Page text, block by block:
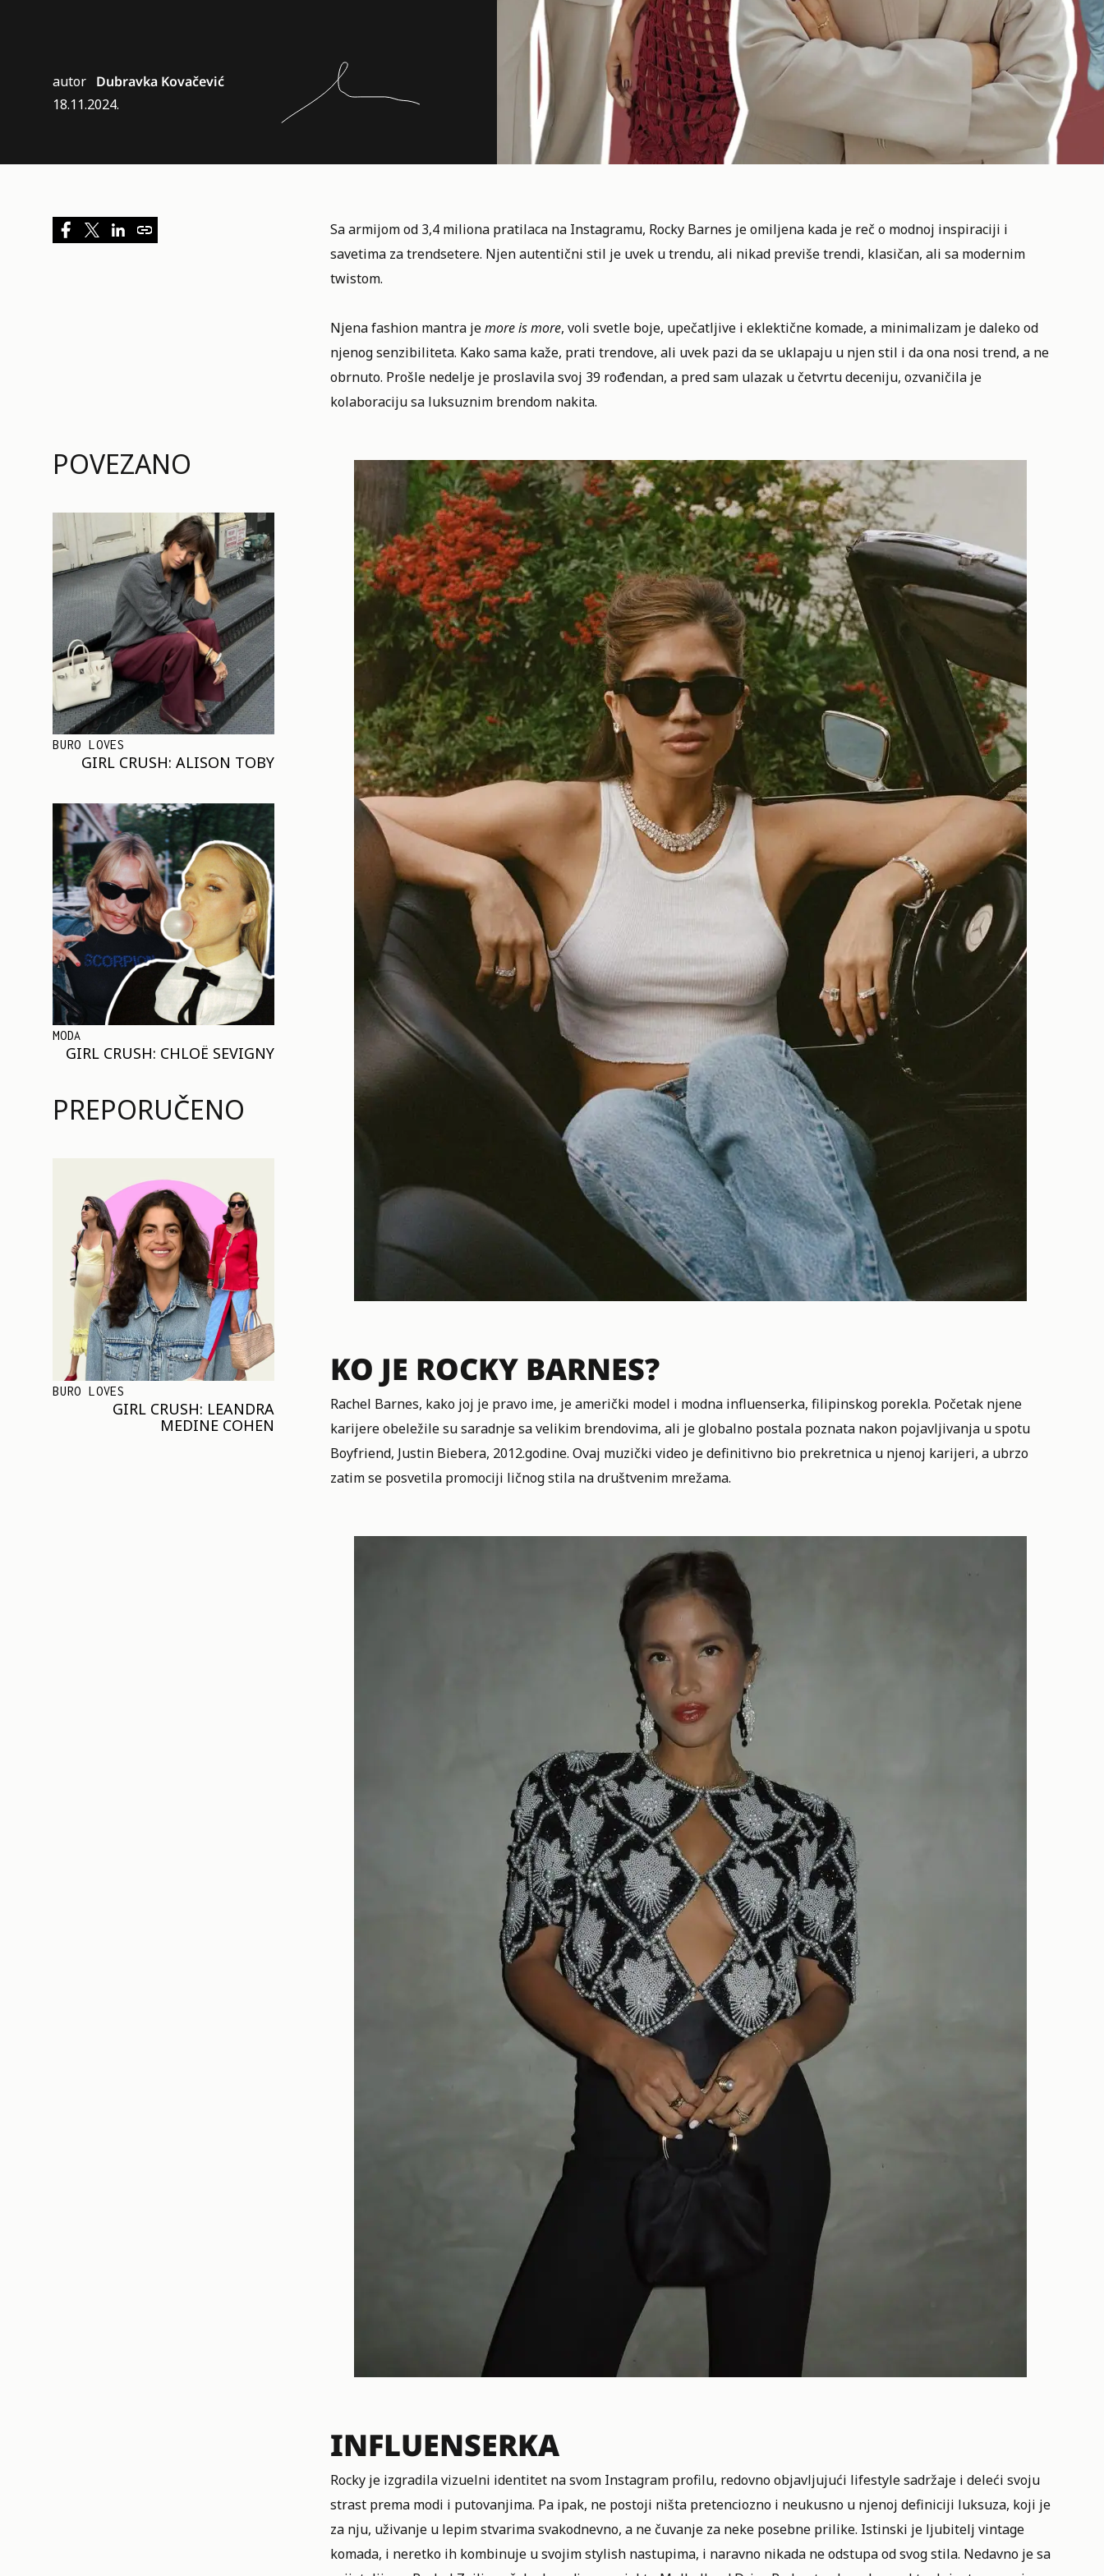
autor Dubravka Kovačević
18.11.2024.
POVEZANO
BURO LOVES
GIRL CRUSH: ALISON TOBY
MODA
GIRL CRUSH: CHLOË SEVIGNY
PREPORUČENO
BURO LOVES
GIRL CRUSH: LEANDRA
MEDINE COHEN
Sa armijom od 3,4 miliona pratilaca na Instagramu, Rocky Barnes je omiljena kada je reč o modnoj inspiraciji i
savetima za trendsetere. Njen autentični stil je uvek u trendu, ali nikad previše trendi, klasičan, ali sa modernim
twistom.
Njena fashion mantra jemore is more, voli svetle boje, upečatljive i eklektične komade, a minimalizam je daleko od
njenog senzibiliteta. Kako sama kaže, prati trendove, ali uvek pazi da se uklapaju u njen stil i da ona nosi trend, a ne
obrnuto. Prošle nedelje je proslavila svoj 39 rođendan, a pred sam ulazak u četvrtu deceniju, ozvaničila je
kolaboraciju sa luksuznim brendom nakita.
KO JE ROCKY BARNES?
Rachel Barnes, kako joj je pravo ime, je američki model i modna influenserka, filipinskog porekla. Početak njene
karijere obeležile su saradnje sa velikim brendovima, ali je globalno postala poznata nakon pojavljivanja u spotu
Boyfriend, Justin Biebera, 2012.godine. Ovaj muzički video je definitivno bio prekretnica u njenoj karijeri, a ubrzo
zatim se posvetila promociji ličnog stila na društvenim mrežama.
INFLUENSERKA
Rocky je izgradila vizuelni identitet na svom Instagram profilu, redovno objavljujući lifestyle sadržaje i deleći svoju
strast prema modi i putovanjima. Pa ipak, ne postoji ništa pretenciozno i neukusno u njenoj definiciji luksuza, koji je
za nju, uživanje u lepim stvarima svakodnevno, a ne čuvanje za neke posebne prilike. Istinski je ljubitelj vintage
komada, i neretko ih kombinuje u svojim stylish nastupima, i naravno nikada ne odstupa od svog stila. Nedavno je sa